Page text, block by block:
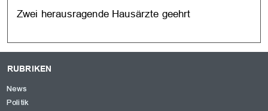
Zwei herausragende Hausärzte geehrt
RUBRIKEN
News
Politik